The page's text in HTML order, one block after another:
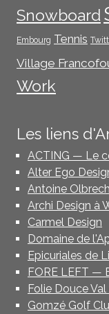
Snowboard
Embourg Tennis
Village
Work
Les liens
ACTING — Le
Alter Ego
Antoine
Archi Design à
Carmel Design
Domaine de
Epicuriales de
FORE LEFT —
Folie Douce
Gomzé Golf